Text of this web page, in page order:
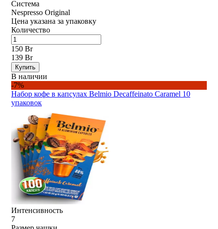
Система
Nespresso Original
Цена указана за упаковку
Количество
150 Br
139 Br
Купить
В наличии
-7%
Набор кофе в капсулах Belmio Decaffeinato Caramel 10
упаковок
Интенсивность
7